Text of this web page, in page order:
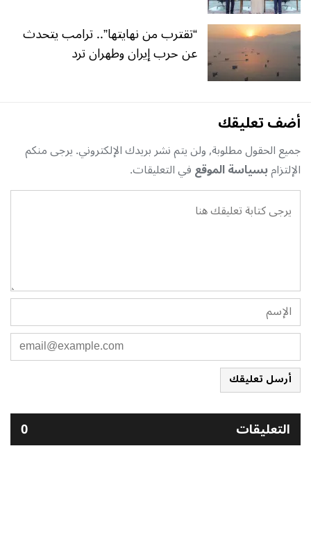
“تقترب من نهايتها”.. ترامب يتحدث
عن حرب إيران وطهران ترد
أضف تعليقك
جميع الحقول مطلوبة, ولن يتم نشر بريدك الإلكتروني. يرجى منكم
الإلتزامبسياسة الموقعفي التعليقات.
أرسل تعليقك
التعليقات 0